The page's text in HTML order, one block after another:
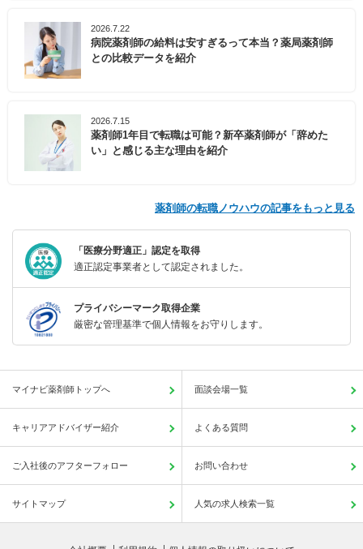
2026.7.22
病院薬剤師の給料は安すぎるって本当？薬局薬剤師
との比較データを紹介
2026.7.15
薬剤師1年目で転職は可能？新卒薬剤師が「辞めた
い」と感じる主な理由を紹介
薬剤師の転職ノウハウの記事をもっと見る
「医療分野適正」認定を取得
適正認定事業者として認定されました。
プライバシーマーク取得企業
厳密な管理基準で個人情報をお守りします。
マイナビ薬剤師トップへ 面談会場一覧
キャリアアドバイザー紹介 よくある質問
ご入社後のアフターフォロー お問い合わせ
サイトマップ 人気の求人検索一覧